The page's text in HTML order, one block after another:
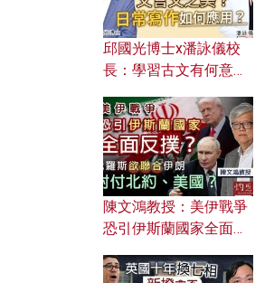
邱國光博士x潘詠儀校
長：學習古文有何意
文之美？ 日常寫作如何
應用？
陳文鴻教授：美伊戰爭
恐引伊斯蘭國家全面反
對付北約美國？